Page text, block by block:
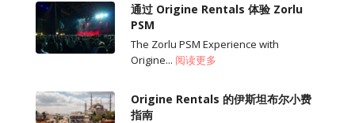
通过 Origine Rentals 体验 Zorlu
PSM
The Zorlu PSM Experience with
Origine... 阅读更多
Origine Rentals 的伊斯坦布尔小费
指南